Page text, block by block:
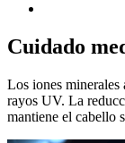
Cuidado
Los iones
rayos UV. La
mantiene el cabello